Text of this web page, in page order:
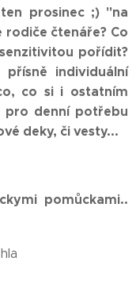
prosinec ;) "na
čtenáře? Co
pořídit?
individuální
co si i ostatním
pro denní potřebu
deky, či vesty...
pomůckami..